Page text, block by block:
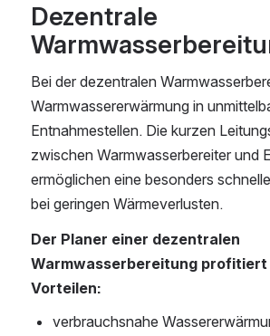
Dezentrale
Bei der dezentralen
Warmwassererwärmung in
Entnahmestellen. Die kurzen
zwischen Warmwasserbereiter und
ermöglichen eine besonders
bei geringen Wärmeverlusten.
Der Planer einer dezentralen
Warmwasserbereitung profitiert
Vorteilen:
verbrauchsnahe